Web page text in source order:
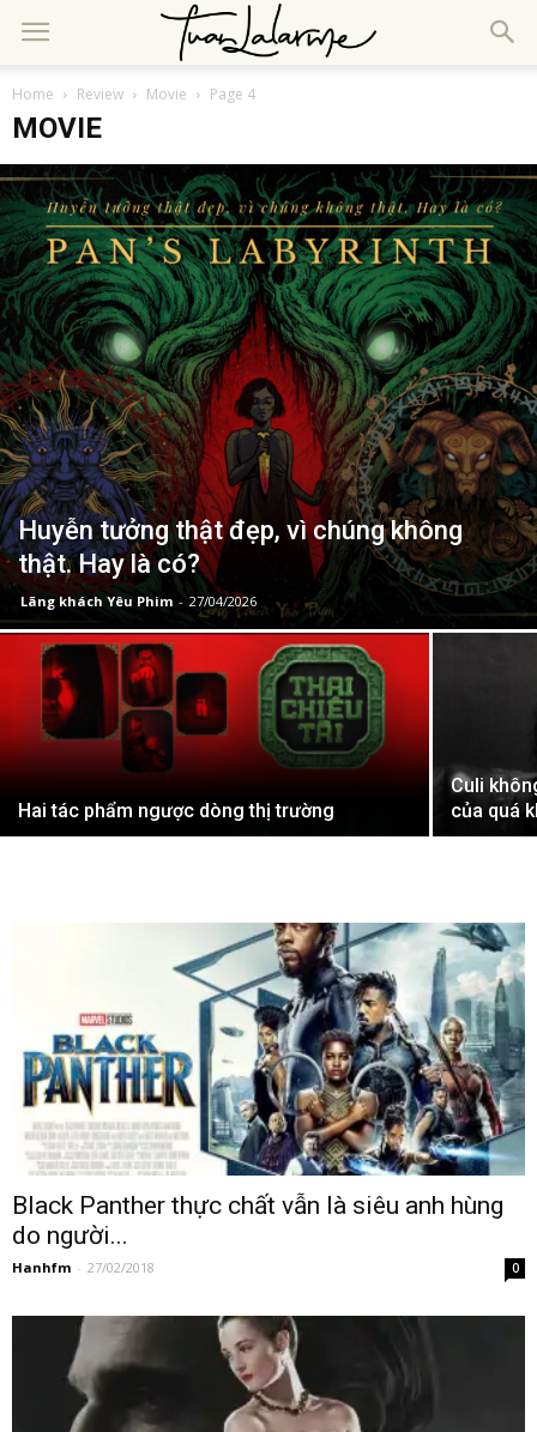
Home Review Movie Page 4
MOVIE
Huyễn tưởng thật đẹp, vì chúng không
thật. Hay là có?
Lãng khách Yêu Phim - 27/04/2026
Hai tác phẩm ngược dòng thị trường
Culi
của quá
Black Panther thực chất vẫn là siêu anh hùng
do người...
Hanhfm - 27/02/2018 0